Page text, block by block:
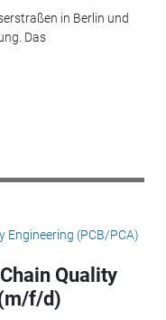
in Berlin und
Das
Quality
f/d)